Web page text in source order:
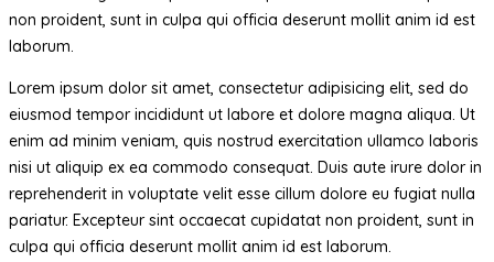
non proident, sunt in culpa qui officia deserunt mollit anim id est
laborum.
Lorem ipsum dolor sit amet, consectetur adipisicing elit, sed do
eiusmod tempor incididunt ut labore et dolore magna aliqua. Ut
enim ad minim veniam, quis nostrud exercitation ullamco laboris
nisi ut aliquip ex ea commodo consequat. Duis aute irure dolor in
reprehenderit in voluptate velit esse cillum dolore eu fugiat nulla
pariatur. Excepteur sint occaecat cupidatat non proident, sunt in
culpa qui officia deserunt mollit anim id est laborum.